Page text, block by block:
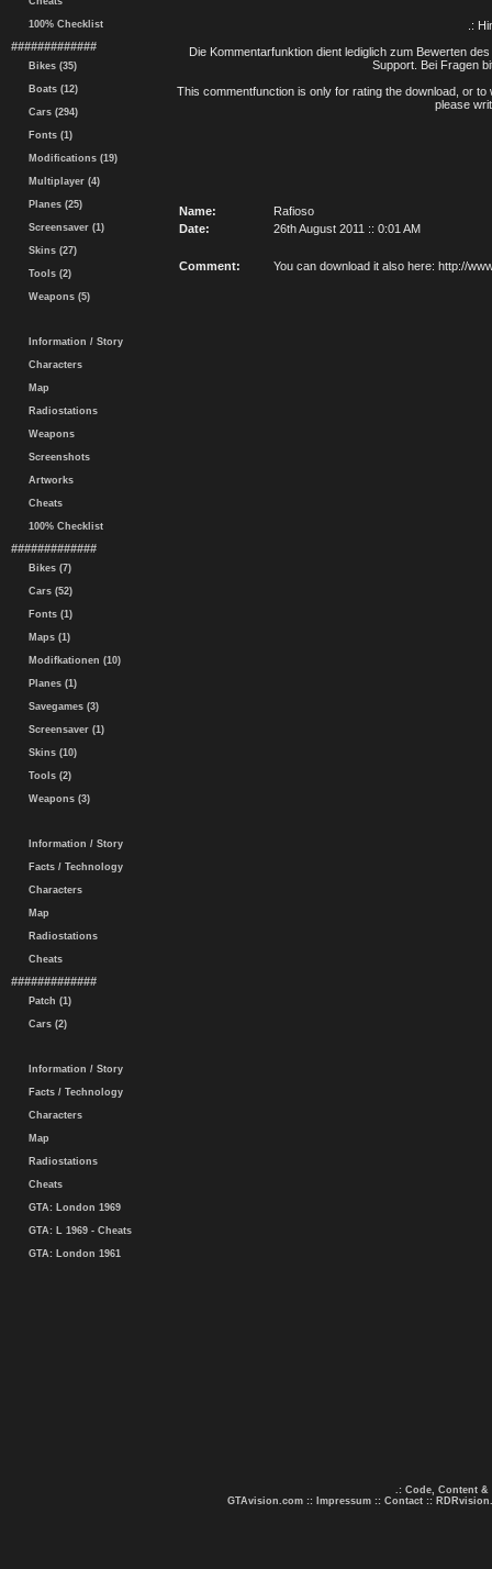
100% Checklist
#############
Bikes (35)
Boats (12)
Cars (294)
Fonts (1)
Modifications (19)
Multiplayer (4)
Planes (25)
Screensaver (1)
Skins (27)
Tools (2)
Weapons (5)
Information / Story
Characters
Map
Radiostations
Weapons
Screenshots
Artworks
Cheats
100% Checklist
#############
Bikes (7)
Cars (52)
Fonts (1)
Maps (1)
Modifkationen (10)
Planes (1)
Savegames (3)
Screensaver (1)
Skins (10)
Tools (2)
Weapons (3)
Information / Story
Facts / Technology
Characters
Map
Radiostations
Cheats
#############
Patch (1)
Cars (2)
Information / Story
Facts / Technology
Characters
Map
Radiostations
Cheats
GTA: London 1969
GTA: L 1969 - Cheats
GTA: London 1961
.:
Die Kommentarfunktion dient lediglich zum Bewerten
Support. Bei Fragen
This commentfunction is only for rating the download, or
please
Name:
Rafioso
Date:
26th August 2011 :: 0:01 AM
Comment: You can download it also here: http://
.: Code, Content &
GTAvision.com :: Impressum :: Contact ::